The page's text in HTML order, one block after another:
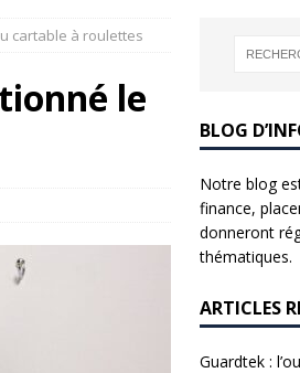
cartable à roulettes
le
BLOG
Notre blog
finance,
donneront
thématiques.
ARTICLES
Guardtek :